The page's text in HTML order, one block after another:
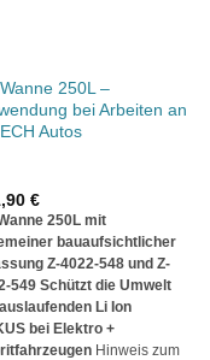
250L –
bei Arbeiten an
Autos
€
250L mit
bauaufsichtlicher
Z-4022-548 und Z-
549 Schützt die Umwelt
Li Ion
bei Elektro +
Hinweis zum